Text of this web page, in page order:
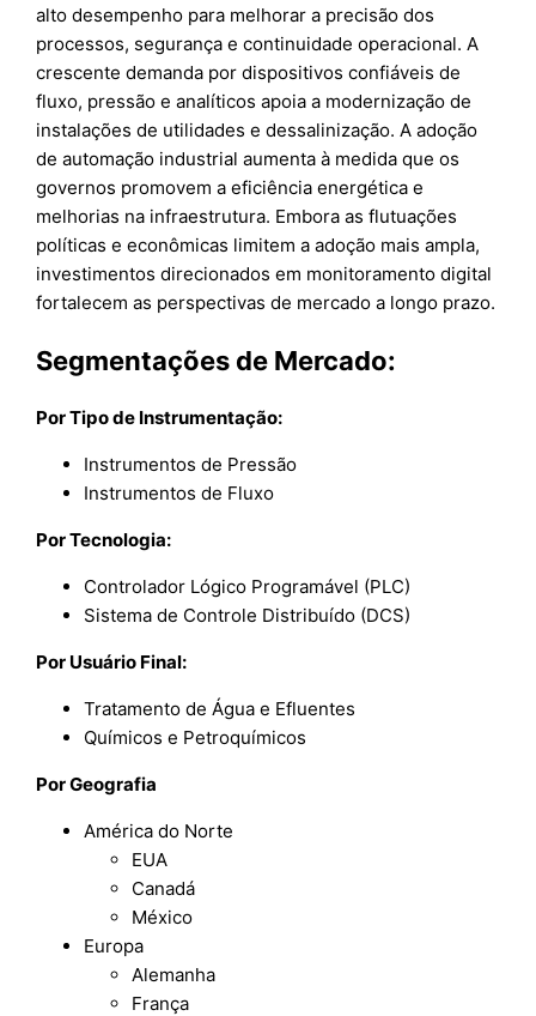
alto desempenho para melhorar a precisão dos
processos, segurança e continuidade operacional. A
crescente demanda por dispositivos confiáveis de
fluxo, pressão e analíticos apoia a modernização de
instalações de utilidades e dessalinização. A adoção
de automação industrial aumenta à medida que os
governos promovem a eficiência energética e
melhorias na infraestrutura. Embora as flutuações
políticas e econômicas limitem a adoção mais ampla,
investimentos direcionados em monitoramento digital
fortalecem as perspectivas de mercado a longo prazo.
Segmentações de Mercado:
Por Tipo de Instrumentação:
Instrumentos de Pressão
Instrumentos de Fluxo
Por Tecnologia:
Controlador Lógico Programável (PLC)
Sistema de Controle Distribuído (DCS)
Por Usuário Final:
Tratamento de Água e Efluentes
Químicos e Petroquímicos
Por Geografia
América do Norte
EUA
Canadá
México
Europa
Alemanha
França